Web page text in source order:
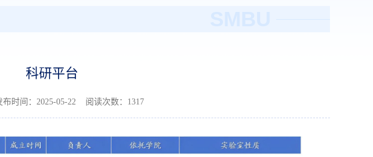
科研平台
时间：2025-05-22 阅读次数： 1317